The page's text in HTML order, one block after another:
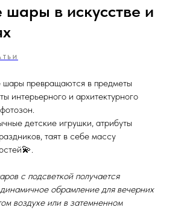
в искусстве и
превращаются в предметы
интерьерного и архитектурного
детские игрушки, атрибуты
таят в себе массу
с подсветкой получается
обрамление для вечерних
воздухе или в затемненном